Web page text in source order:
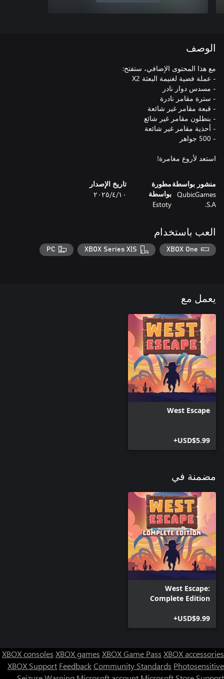
الوصف
استعد لأروع مغامرة!
منشور بواسطة
QubicGames
S.A.
مطورة
بواسطة
Estoty
تاريخ الإصدار
١٠‏/٤‏/٢٠٢٥
العب باستخدام
XBOX One
XBOX Series X|S
PC
يعمل مع
West Escape
USD$5.99+
مضمنة في
West Escape:
Complete Edition
USD$9.99+
XBOX consoles XBOX games XBOX Game Pass XBOX accessories
XBOX Support FeedbackCommunity Standards Photosensitive